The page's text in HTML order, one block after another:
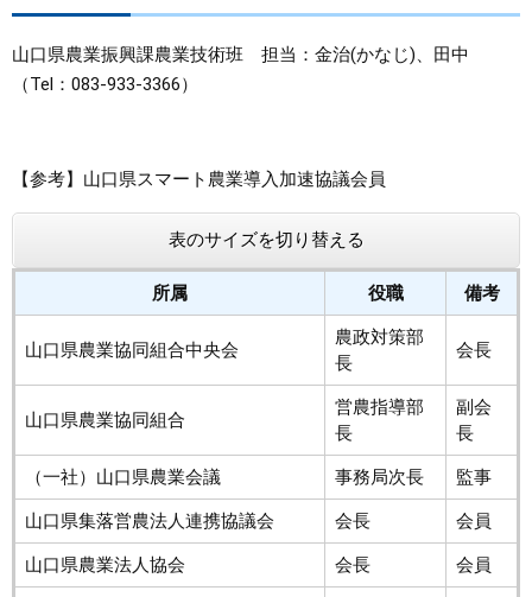
山口県農業振興課農業技術班 担当：金治(かなじ)、田中
（Tel：083-933-3366）
【参考】山口県スマート農業導入加速協議会員
表のサイズを切り替える
所属 役職 備考
山口県農業協同組合中央会
農政対策部
長
会長
山口県農業協同組合
営農指導部
長
副会
長
（一社）山口県農業会議 事務局次長 監事
山口県集落営農法人連携協議会 会長 会員
山口県農業法人協会 会長 会員